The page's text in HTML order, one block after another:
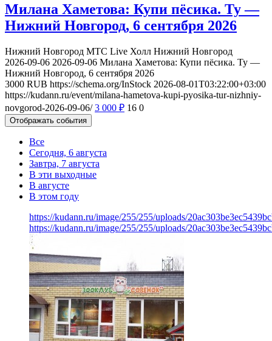
Милана Хаметова: Купи пёсика. Ту —
Нижний Новгород, 6 сентября 2026
Нижний Новгород МТС Live Холл Нижний Новгород
2026-09-06 2026-09-06 Милана Хаметова: Купи пёсика. Ту —
Нижний Новгород, 6 сентября 2026
3000 RUB https://schema.org/InStock 2026-08-01T03:22:00+03:00
https://kudann.ru/event/milana-hametova-kupi-pyosika-tur-nizhniy-
novgorod-2026-09-06/ 3 000 ₽ 16 0
Отображать события
Все
Сегодня, 6 августа
Завтра, 7 августа
В эти выходные
В августе
В этом году
https://kudann.ru/image/255/255/uploads/
https://kudann.ru/image/255/255/uploads/